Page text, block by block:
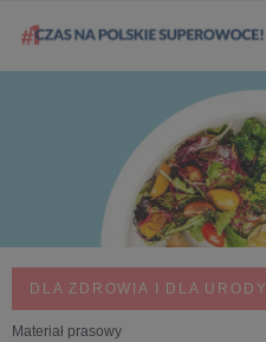
DLA ZDROWIA I DLA URODY
Materiał prasowy